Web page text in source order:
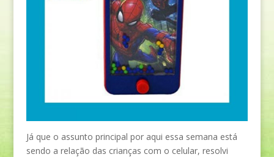
Já que o assunto principal por aqui essa semana está
sendo a relação das crianças com o celular, resolvi